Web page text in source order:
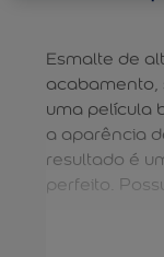
Esmalte de
acabamento,
uma película
a aparência
resultado é
perfeito.